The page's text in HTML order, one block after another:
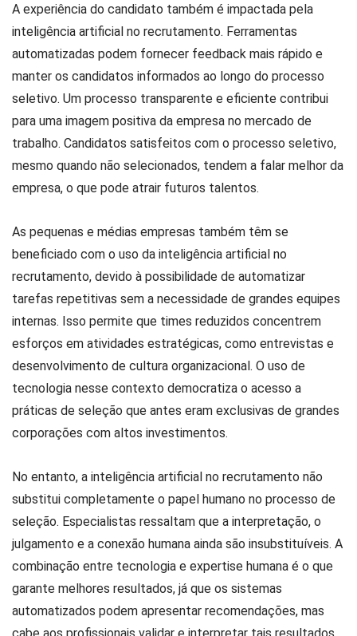
A experiência do candidato também é impactada pela
inteligência artificial no recrutamento. Ferramentas
automatizadas podem fornecer feedback mais rápido e
manter os candidatos informados ao longo do processo
seletivo. Um processo transparente e eficiente contribui
para uma imagem positiva da empresa no mercado de
trabalho. Candidatos satisfeitos com o processo seletivo,
mesmo quando não selecionados, tendem a falar melhor da
empresa, o que pode atrair futuros talentos.
As pequenas e médias empresas também têm se
beneficiado com o uso da inteligência artificial no
recrutamento, devido à possibilidade de automatizar
tarefas repetitivas sem a necessidade de grandes equipes
internas. Isso permite que times reduzidos concentrem
esforços em atividades estratégicas, como entrevistas e
desenvolvimento de cultura organizacional. O uso de
tecnologia nesse contexto democratiza o acesso a
práticas de seleção que antes eram exclusivas de grandes
corporações com altos investimentos.
No entanto, a inteligência artificial no recrutamento não
substitui completamente o papel humano no processo de
seleção. Especialistas ressaltam que a interpretação, o
julgamento e a conexão humana ainda são insubstituíveis. A
combinação entre tecnologia e expertise humana é o que
garante melhores resultados, já que os sistemas
automatizados podem apresentar recomendações, mas